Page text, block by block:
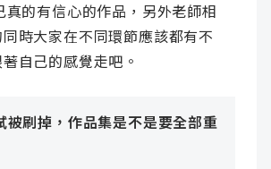
真的有信心的作品，另外老師相
時大家在不同環節應該都有不
自己的感覺走吧。
被刷掉，作品集是不是要全部重